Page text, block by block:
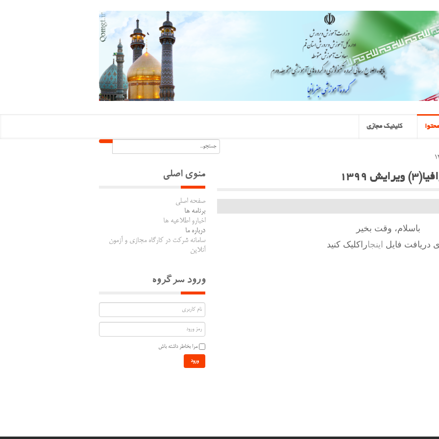
کلینیک مجازی
1399
باسلام، وقت بخیر
دریافت فایل اینجاراکلیک کنید
منوی اصلی
صفحه اصلی
برنامه ها
اخبارو اطلاعیه ها
درباره ما
سامانه شرکت در کارگاه مجازی و آزمون
آنلاین
ورود سرگروه
مرا بخاطر داشته باش
ورود